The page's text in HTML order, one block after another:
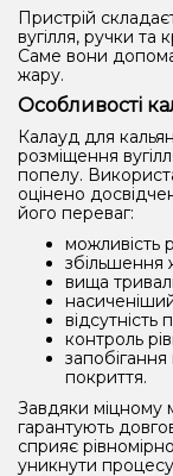
Пристрій
вугілля, ручки та
Саме вони
жару.
Особливості
Калауд для
розміщення
попелу.
оцінено
його переваг:
можливість
збільшення
вища
контроль
покриття.
Завдяки міцному
гарантують
сприяє
уникнути